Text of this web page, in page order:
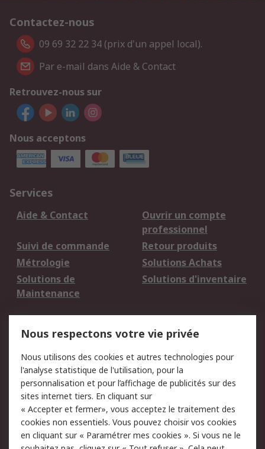
Contactez-nous
09 69 32 22 34 (prix d'un appel local).
Par e-mail dans Aide & Contact
Retrouvez-nous sur
Nous acceptons
Services
Aide & Contact
Ouvrir un compte
professionnel
Suivi de commande
Retour produits
Métrologie
Solutions Achats
Solutions de
Maintenance
Solutions d'inventaire
du site
Politique de protection
des données - Mise à
jour
Sécurité des E-mails
Conditions générales
de vente
Politique anti-
corruption
Nous respectons votre vie privée
Nous utilisons des cookies et autres technologies pour
l'analyse statistique de l'utilisation, pour la
personnalisation et pour l’affichage de publicités sur des
sites internet tiers. En cliquant sur
« Accepter et fermer», vous acceptez le traitement des
cookies non essentiels. Vous pouvez choisir vos cookies
en cliquant sur « Paramétrer mes cookies ». Si vous ne le